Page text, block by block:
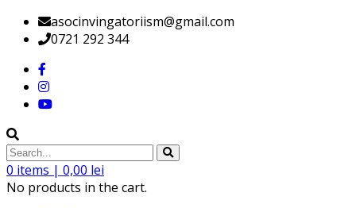
asocinvingatoriism@gmail.com
0721 292 344
0 items | 0,00 lei
No products in the cart.